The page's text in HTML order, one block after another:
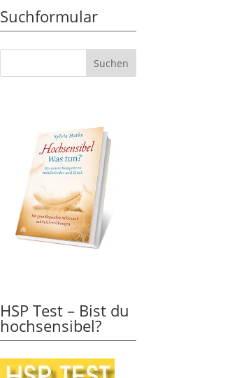
Suchformular
HSP Test – Bist du
hochsensibel?